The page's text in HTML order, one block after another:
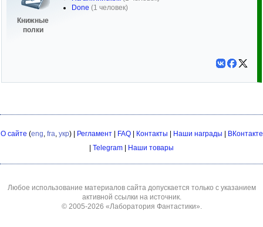
Книжные
полки
Done (1 человек)
О сайте (eng, fra, укр) | Регламент| FAQ| Контакты Наши награды
ВКонтакте
Telegram Наши товары
Любое использование материалов сайта допускается только с указанием
активной ссылки на источник.
© 2005-2026 «Лаборатория Фантастики».